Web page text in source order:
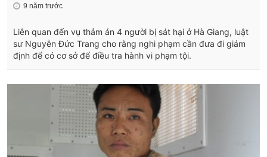
9 năm trước
Liên quan đến vụ thảm án 4 người bị sát hại ở Hà Giang, luật
sư Nguyễn Đức Trang cho rằng nghi phạm cần đưa đi giám
định để có cơ sở để điều tra hành vi phạm tội.